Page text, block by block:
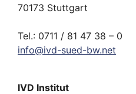
70173 Stuttgart
Tel.: 0711 / 81 47 38 – 0
info@ivd-sued-bw.net
IVD Institut